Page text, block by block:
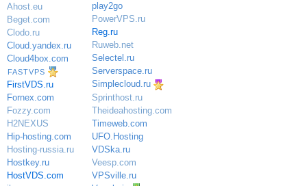
Ahost.eu
Beget.com
Clodo.ru
Cloud.yandex.ru
Cloud4box.com
FASTVPS
FirstVDS.ru
Fornex.com
Fozzy.com
H2NEXUS
Hip-hosting.com
Hosting-russia.ru
Hostkey.ru
HostVDS.com
play2go
PowerVPS.ru
Reg.ru
Ruweb.net
Selectel.ru
Serverspace.ru
Simplecloud.ru
Sprinthost.ru
Theideahosting.com
Timeweb.com
UFO.Hosting
VDSka.ru
Veesp.com
VPSville.ru